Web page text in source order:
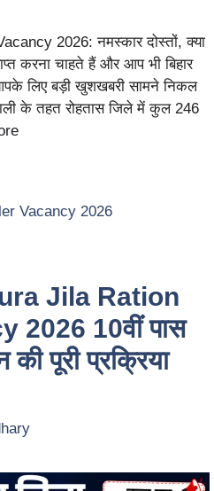
2026: नमस्कार दोस्तों, क्या
करना चाहते हैं और आप भी बिहार
लिए बड़ी खुशखबरी सामने निकल
के तहत रोहतास जिले में कुल 246
Vacancy 2026
Jila Ration
2026 10वीं पास
पूरी प्रक्रिया